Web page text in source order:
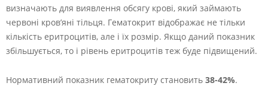
визначають для виявлення обсягу крові, який займають
червоні кров’яні тільця. Гематокрит відображає не тільки
кількість еритроцитів, але і їх розмір. Якщо даний показник
збільшується, то і рівень еритроцитів теж буде підвищений.
Нормативний показник гематокриту становить 38-42%.